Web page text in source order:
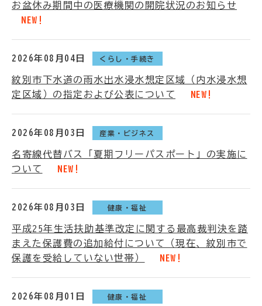
お盆休み期間中の医療機関の開院状況のお知らせ
NEW!
2026年08月04日 くらし・手続き
紋別市下水道の雨水出水浸水想定区域（内水浸水想
定区域）の指定および公表について
NEW!
2026年08月03日 産業・ビジネス
名寄線代替バス「夏期フリーパスポート」の実施に
ついて
NEW!
2026年08月03日 健康・福祉
平成25年生活扶助基準改定に関する最高裁判決を踏
まえた保護費の追加給付について（現在、紋別市で
保護を受給していない世帯）
NEW!
2026年08月01日 健康・福祉